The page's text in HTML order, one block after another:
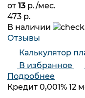
от 13 р./мес.
473 р.
В наличии
Отзывы
Калькулятор
В избранное
Подробнее
Кредит 0,001% 12